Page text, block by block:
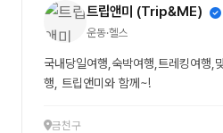
트립앤미 (Trip&ME)
운동·헬스
국내당일여행,숙박여행,트레킹여행,
행, 트립앤미와 함께~!
금천구